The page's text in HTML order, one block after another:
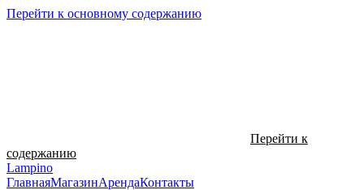
Перейти к основному содержанию
Перейти к
содержанию
Lampino
ГлавнаяМагазинАрендаКонтакты